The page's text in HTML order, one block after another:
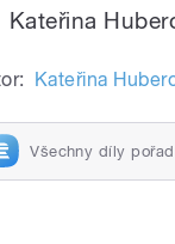
Kateřina
Kateřina
Všechny díly